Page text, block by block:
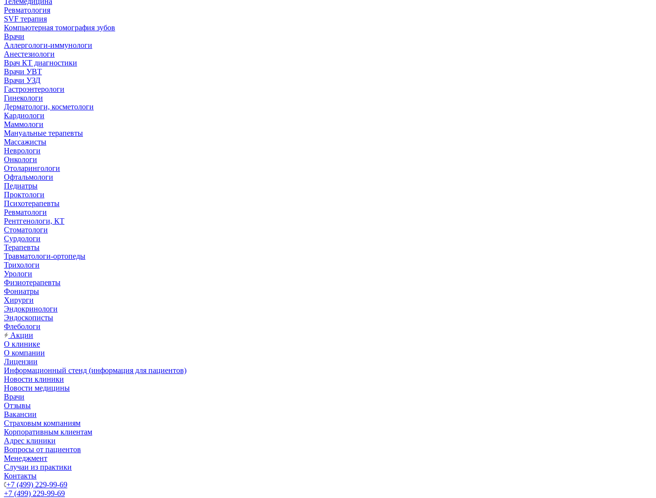
Ревматология
SVF терапия
Компьютерная томография зубов
Врачи
Аллергологи-иммунологи
Анестезиологи
Врач КТ диагностики
Врачи УВТ
Врачи УЗД
Гастроэнтерологи
Гинекологи
Дерматологи, косметологи
Кардиологи
Маммологи
Мануальные терапевты
Массажисты
Неврологи
Онкологи
Отоларингологи
Офтальмологи
Педиатры
Проктологи
Психотерапевты
Ревматологи
Рентгенологи, КТ
Стоматологи
Сурдологи
Терапевты
Травматологи-ортопеды
Трихологи
Урологи
Физиотерапевты
Фониатры
Хирурги
Эндокринологи
Эндоскописты
Флебологи
Акции
О клинике
О компании
Лицензии
Информационный стенд (информация для пациентов)
Новости клиники
Новости медицины
Врачи
Отзывы
Вакансии
Страховым компаниям
Корпоративным клиентам
Адрес клиники
Вопросы от пациентов
Менеджмент
Случаи из практики
Контакты
+7 (499) 229-99-69
+7 (499) 229-99-69